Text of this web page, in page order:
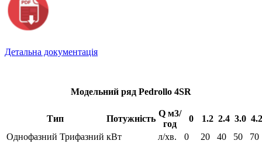
Детальна документація
Модельний ряд Pedrollo 4SR
Тип Потужність
Q м3/
год
0 1.2 2.4 3.0 4.2
Однофазний Трифазний кВт л/хв. 0 20 40 50
70